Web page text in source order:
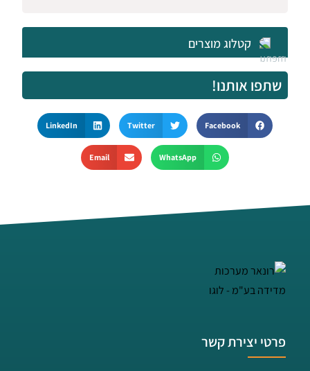
קטלוג מוצרים
שתפו אותנו!
Facebook
Twitter
LinkedIn
WhatsApp
Email
פרטי יצירת קשר